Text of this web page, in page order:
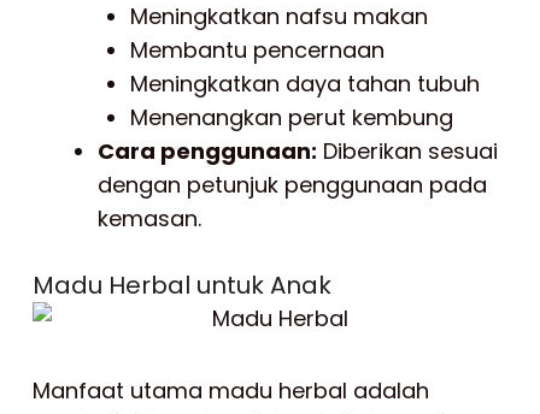
Meningkatkan nafsu makan
Membantu pencernaan
Meningkatkan daya tahan tubuh
Menenangkan perut kembung
Cara penggunaan: Diberikan sesuai
dengan petunjuk penggunaan pada
kemasan.
Madu Herbal untuk Anak
Manfaat utama madu herbal adalah